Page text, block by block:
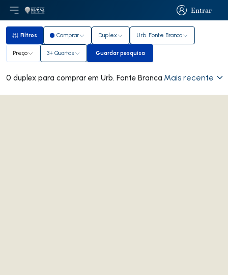
Entrar
Entrar
Abri menu principal
LogoIr para página inicial
Filtros
Filtros Comprar Duplex Urb. Fonte Branca
Preço 3+ Quartos Guardar pesquisa
Guardar pesquisa
0 duplex para comprar em Urb. Fonte Branca Mais recente